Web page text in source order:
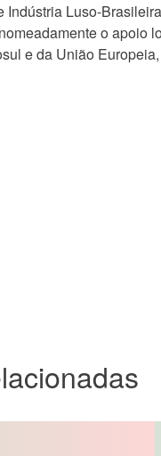
Luso-
o apoio
e da União